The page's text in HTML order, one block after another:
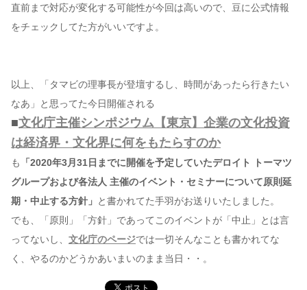
直前まで対応が変化する可能性が今回は高いので、豆に公式情報
をチェックしてた方がいいですよ。
以上、「タマビの理事長が登壇するし、時間があったら行きたい
なあ」と思ってた今日開催される
■文化庁主催シンポジウム【東京】企業の文化投資
は経済界・文化界に何をもたらすのか
も
「2020年3月31日までに開催を予定していたデロイト トーマツ
グループおよび各法人 主催のイベント・セミナーについて原則延
期・中止する方針」 と書かれてた手羽がお送りいたしました。
でも、「原則」「方針」であってこのイベントが「中止」とは言
ってないし、 文化庁のページでは一切そんなことも書かれてな
く、やるのかどうかあいまいのまま当日・・。